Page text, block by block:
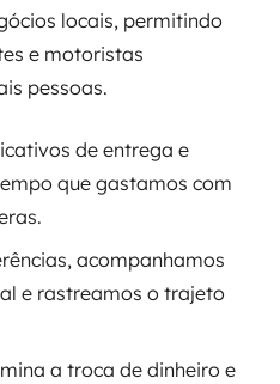
locais, permitindo
e motoristas
pessoas.
de entrega e
que gastamos com
acompanhamos
e rastreamos o trajeto
a troca de dinheiro e